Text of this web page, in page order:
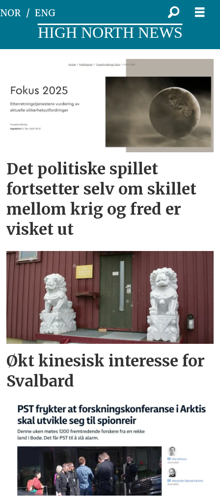
NOR ENG
HIGH NORTH NEWS
politiets
sikkerhetstjeneste
Det politiske spillet
fortsetter selv om skillet
mellom krig og fred er
visket ut
Økt kinesisk interesse for
Svalbard